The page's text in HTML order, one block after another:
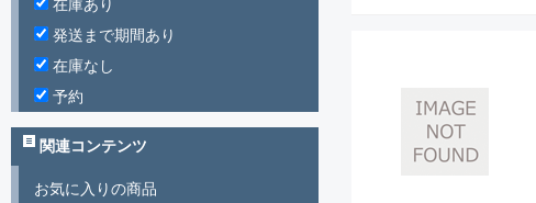
在庫あり
発送まで期間あり
在庫なし
予約
関連コンテンツ
お気に入りの商品